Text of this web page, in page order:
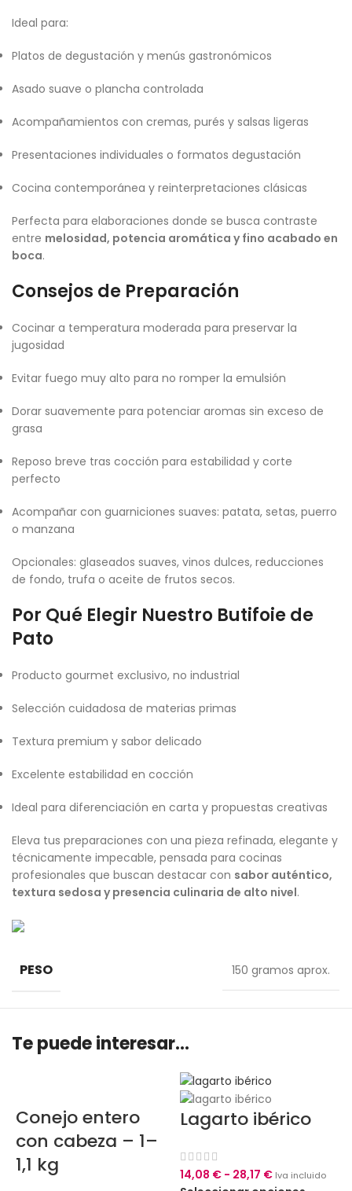
Ideal para:
Platos de degustación y menús gastronómicos
Asado suave o plancha controlada
Acompañamientos con cremas, purés y salsas ligeras
Presentaciones individuales o formatos degustación
Cocina contemporánea y reinterpretaciones clásicas
Perfecta para elaboraciones donde se busca contraste
entre melosidad, potencia aromática y fino acabado en
boca.
Consejos de Preparación
Cocinar a temperatura moderada para preservar la
jugosidad
Evitar fuego muy alto para no romper la emulsión
Dorar suavemente para potenciar aromas sin exceso de
grasa
Reposo breve tras cocción para estabilidad y corte
perfecto
Acompañar con guarniciones suaves: patata, setas, puerro
o manzana
Opcionales: glaseados suaves, vinos dulces, reducciones
de fondo, trufa o aceite de frutos secos.
Por Qué Elegir Nuestro Butifoie de
Pato
Producto gourmet exclusivo, no industrial
Selección cuidadosa de materias primas
Textura premium y sabor delicado
Excelente estabilidad en cocción
Ideal para diferenciación en carta y propuestas creativas
Eleva tus preparaciones con una pieza refinada, elegante y
técnicamente impecable, pensada para cocinas
profesionales que buscan destacar con sabor auténtico,
textura sedosa y presencia culinaria de alto nivel.
PESO 150 gramos aprox.
Te puede interesar...
Conejo entero
con cabeza – 1–
1,1 kg
Lagarto ibérico
14,08 € - 28,17 € Iva incluido